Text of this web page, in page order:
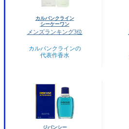
カルバンクライン
シーケーワン
メンズランキング3位
カルバンクラインの
代表作香水
ジバンシー